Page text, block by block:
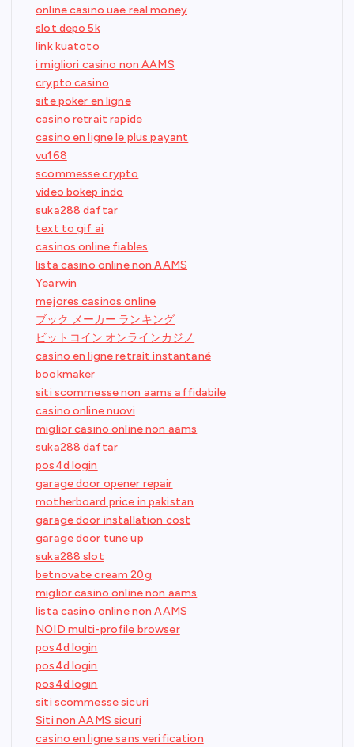
online casino uae real money
slot depo 5k
link kuatoto
i migliori casino non AAMS
crypto casino
site poker en ligne
casino retrait rapide
casino en ligne le plus payant
vu168
scommesse crypto
video bokep indo
suka288 daftar
text to gif ai
casinos online fiables
lista casino online non AAMS
Yearwin
mejores casinos online
ブック メーカー ランキング
ビットコイン オンラインカジノ
casino en ligne retrait instantané
bookmaker
siti scommesse non aams affidabile
casino online nuovi
miglior casino online non aams
suka288 daftar
pos4d login
garage door opener repair
motherboard price in pakistan
garage door installation cost
garage door tune up
suka288 slot
betnovate cream 20g
miglior casino online non aams
lista casino online non AAMS
NOID multi-profile browser
pos4d login
pos4d login
pos4d login
siti scommesse sicuri
Siti non AAMS sicuri
casino en ligne sans verification